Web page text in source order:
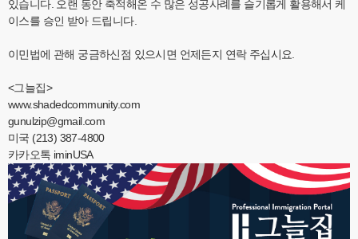
있습니다. 오랜 동안 축적해온 수 많은 성공사례를 슬기롭게 활용해서 케
이스를 승인 받아 드립니다.
이민법에 관해 궁금하신점 있으시면 언제든지 연락 주십시요.
<그늘집>
www.shadedcommunity.com
gunulzip@gmail.com
미국 (213) 387-4800
카카오톡 iminUSA